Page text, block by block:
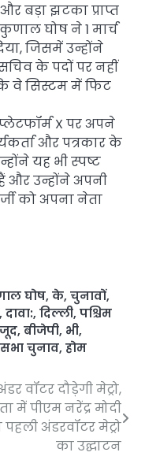
बड़ा झटका प्राप्त
घोष ने 1 मार्च
जिसमें उन्होंने
के पदों पर नहीं
वे सिस्टम में फिट
X पर अपने
और पत्रकार के
यह भी स्पष्ट
और उन्होंने अपनी
को अपना नेता
घोष, के, चुनावों,
, दावा:, दिल्ली, पश्चिम
, बीजेपी, भी,
चुनाव, होम
वॉटर दौड़ेगी मेट्रो,
में पीएम नरेंद्र मोदी
अंडरवॉटर मेट्रो
का उद्घाटन